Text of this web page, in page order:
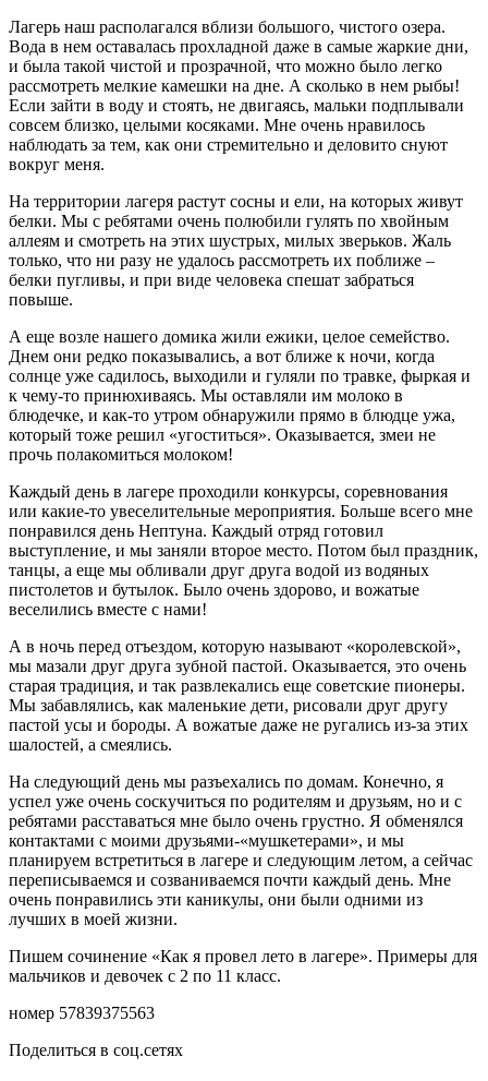
Лагерь наш располагался вблизи большого, чистого озера.
Вода в нем оставалась прохладной даже в самые жаркие дни,
и была такой чистой и прозрачной, что можно было легко
рассмотреть мелкие камешки на дне. А сколько в нем рыбы!
Если зайти в воду и стоять, не двигаясь, мальки подплывали
совсем близко, целыми косяками. Мне очень нравилось
наблюдать за тем, как они стремительно и деловито снуют
вокруг меня.
На территории лагеря растут сосны и ели, на которых живут
белки. Мы с ребятами очень полюбили гулять по хвойным
аллеям и смотреть на этих шустрых, милых зверьков. Жаль
только, что ни разу не удалось рассмотреть их поближе –
белки пугливы, и при виде человека спешат забраться
повыше.
А еще возле нашего домика жили ежики, целое семейство.
Днем они редко показывались, а вот ближе к ночи, когда
солнце уже садилось, выходили и гуляли по травке, фыркая и
к чему-то принюхиваясь. Мы оставляли им молоко в
блюдечке, и как-то утром обнаружили прямо в блюдце ужа,
который тоже решил «угоститься». Оказывается, змеи не
прочь полакомиться молоком!
Каждый день в лагере проходили конкурсы, соревнования
или какие-то увеселительные мероприятия. Больше всего мне
понравился день Нептуна. Каждый отряд готовил
выступление, и мы заняли второе место. Потом был праздник,
танцы, а еще мы обливали друг друга водой из водяных
пистолетов и бутылок. Было очень здорово, и вожатые
веселились вместе с нами!
А в ночь перед отъездом, которую называют «королевской»,
мы мазали друг друга зубной пастой. Оказывается, это очень
старая традиция, и так развлекались еще советские пионеры.
Мы забавлялись, как маленькие дети, рисовали друг другу
пастой усы и бороды. А вожатые даже не ругались из-за этих
шалостей, а смеялись.
На следующий день мы разъехались по домам. Конечно, я
успел уже очень соскучиться по родителям и друзьям, но и с
ребятами расставаться мне было очень грустно. Я обменялся
контактами с моими друзьями-«мушкетерами», и мы
планируем встретиться в лагере и следующим летом, а сейчас
переписываемся и созваниваемся почти каждый день. Мне
очень понравились эти каникулы, они были одними из
лучших в моей жизни.
Пишем сочинение «Как я провел лето в лагере». Примеры для
мальчиков и девочек с 2 по 11 класс.
номер 57839375563
Поделиться в соц.сетях